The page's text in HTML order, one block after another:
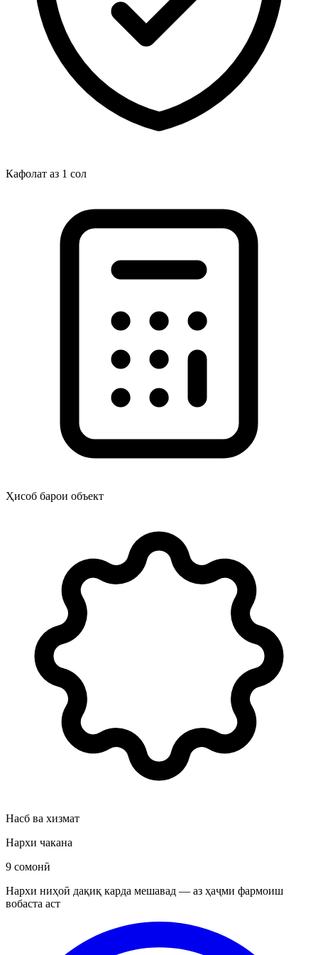
Кафолат аз 1 сол
Ҳисоб барои объект
Насб ва хизмат
Нархи чакана
9 сомонӣ
Нархи ниҳоӣ дақиқ карда мешавад — аз ҳаҷми фармоиш
вобаста аст